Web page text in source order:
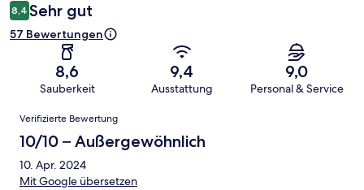
8,4 Sehr gut
57 Bewertungen
8,6
Sauberkeit
9,4
Ausstattung
9,0
Personal & Service
Bewertungen
Verifizierte Bewertung
10/10 – Außergewöhnlich
10. Apr. 2024
Mit Google übersetzen